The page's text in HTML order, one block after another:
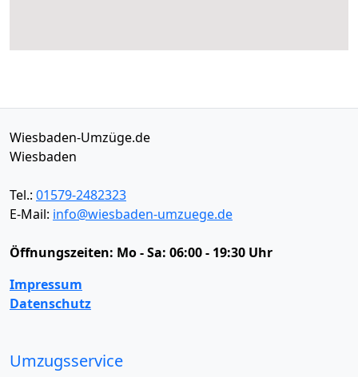
Wiesbaden-Umzüge.de
Wiesbaden
Tel.: 01579-2482323
E-Mail: info@wiesbaden-umzuege.de
Öffnungszeiten: Mo - Sa: 06:00 - 19:30 Uhr
Impressum
Datenschutz
Umzugsservice